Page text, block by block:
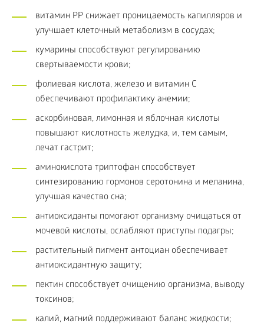
витамин РР снижает проницаемость капилляров и
улучшает клеточный метаболизм в сосудах;
кумарины способствуют регулированию
свертываемости крови;
фолиевая кислота, железо и витамин С
обеспечивают профилактику анемии;
аскорбиновая, лимонная и яблочная кислоты
повышают кислотность желудка, и, тем самым,
лечат гастрит;
аминокислота триптофан способствует
синтезированию гормонов серотонина и меланина,
улучшая качество сна;
антиоксиданты помогают организму очищаться от
мочевой кислоты, ослабляют приступы подагры;
растительный пигмент антоциан обеспечивает
антиоксидантную защиту;
пектин способствует очищению организма, выводу
токсинов;
калий, магний поддерживают баланс жидкости;